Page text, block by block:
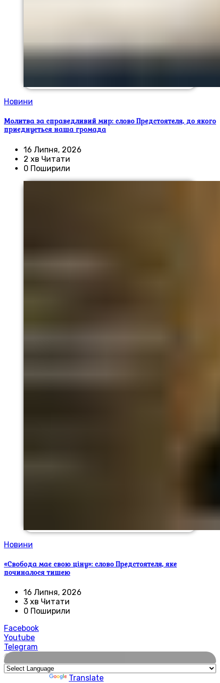
Новини
Молитва за справедливий мир: слово Предстоятеля, до якого
приєднується наша громада
16 Липня, 2026
2 хв Читати
0 Поширили
Новини
«Свобода має свою ціну»: слово Предстоятеля, яке
починалося тишею
16 Липня, 2026
3 хв Читати
0 Поширили
Facebook
Youtube
Telegram
🌍
Translate